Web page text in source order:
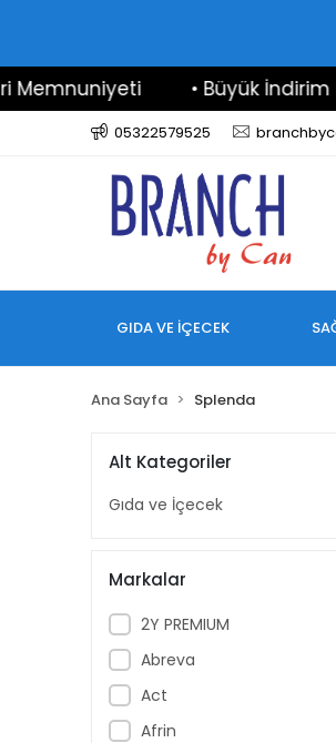
• Büyük İndirim
05322579525
GIDA VE İÇECEK
Ana Sayfa Splenda
Alt Kategoriler
Gıda ve İçecek
Markalar
2Y PREMIUM
Abreva
Act
Afrin